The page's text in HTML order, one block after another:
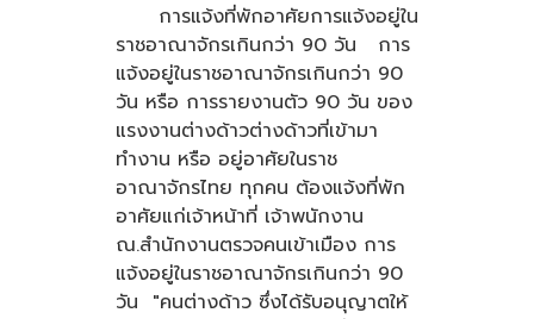
การแจ้งที่พักอาศัยการแจ้งอยู่ใน
ราชอาณาจักรเกินกว่า 90 วัน การ
แจ้งอยู่ในราชอาณาจักรเกินกว่า 90
วัน หรือ การรายงานตัว 90 วัน ของ
แรงงานต่างด้าวต่างด้าวที่เข้ามา
ทำงาน หรือ อยู่อาศัยในราช
อาณาจักรไทย ทุกคน ต้องแจ้งที่พัก
อาศัยแก่เจ้าหน้าที่ เจ้าพนักงาน
ณ.สำนักงานตรวจคนเข้าเมือง การ
แจ้งอยู่ในราชอาณาจักรเกินกว่า 90
วัน "คนต่างด้าว ซึ่งได้รับอนุญาตให้